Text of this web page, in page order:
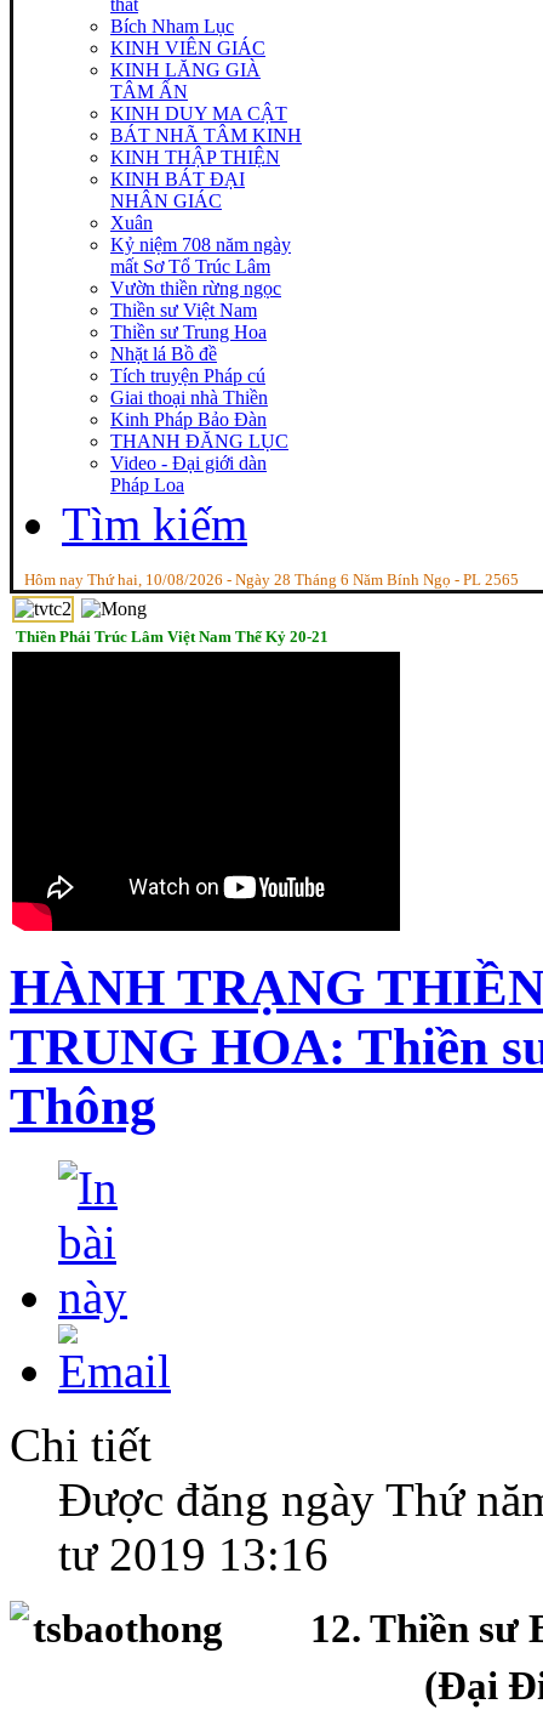
thất
Bích Nham Lục
KINH VIÊN GIÁC
KINH LĂNG GIÀ
TÂM ẤN
KINH DUY MA CẬT
BÁT NHÃ TÂM KINH
KINH THẬP THIỆN
KINH BÁT ĐẠI
NHÂN GIÁC
Xuân
Kỷ niệm 708 năm ngày
mất Sơ Tổ Trúc Lâm
Vườn thiền rừng ngọc
Thiền sư Việt Nam
Thiền sư Trung Hoa
Nhặt lá Bồ đề
Tích truyện Pháp cú
Giai thoại nhà Thiền
Kinh Pháp Bảo Đàn
THANH ĐĂNG LỤC
Video - Đại giới dàn
Pháp Loa
Tìm kiếm
Hôm nay Thứ hai, 10/08/2026 - Ngày 28 Tháng 6 Năm Bính Ngọ - PL 2565
Thiền Phái Trúc Lâm Việt Nam Thế Kỷ 20-21
HÀNH TRẠNG
TRUNG HOA: Thiền
Thông
Chi tiết
Được đăng ngày Thứ
tư 2019 13:16
12. Thiền sư
(Đại